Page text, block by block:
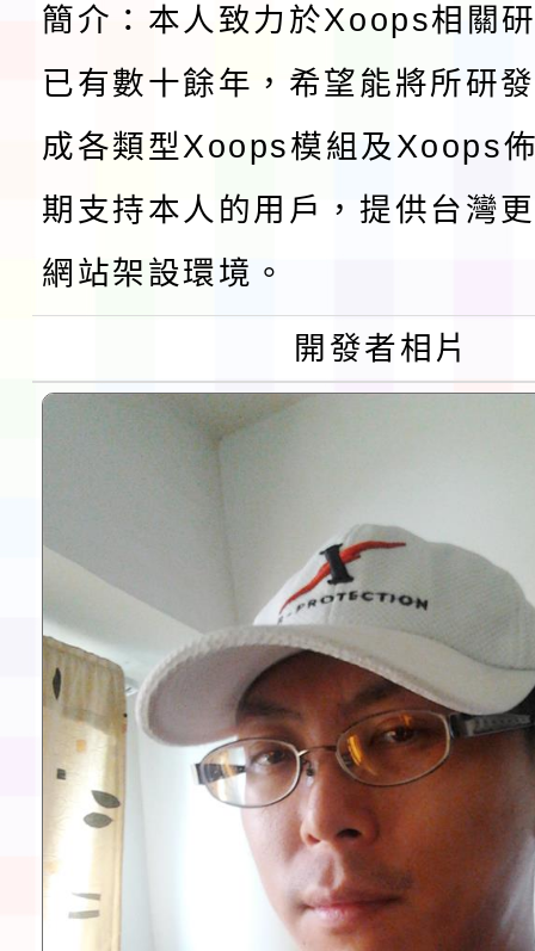
及師生本土語及新住民
實施要點各1份
115年食農教育專業人
函轉國家通訊傳播委員
鎮韌性（防空）演習－
速演練執行計畫」
「115年金融知識線上
法」
本校115學年度第1學
第3次招考代課鐘點教
告(不再辦理後續甄選)
檢送「桃園市115學年
賽實施要點」1份
本市「115學年度學生
程安排一案
「桃園市補助參觀特色
展演活動實施計畫」
請一案
簡介：本人致力於Xoops相關
已有數十餘年，希望能將所研
成各類型Xoops模組及Xoops
期支持本人的用戶，提供台灣
網站架設環境。
開發者相片